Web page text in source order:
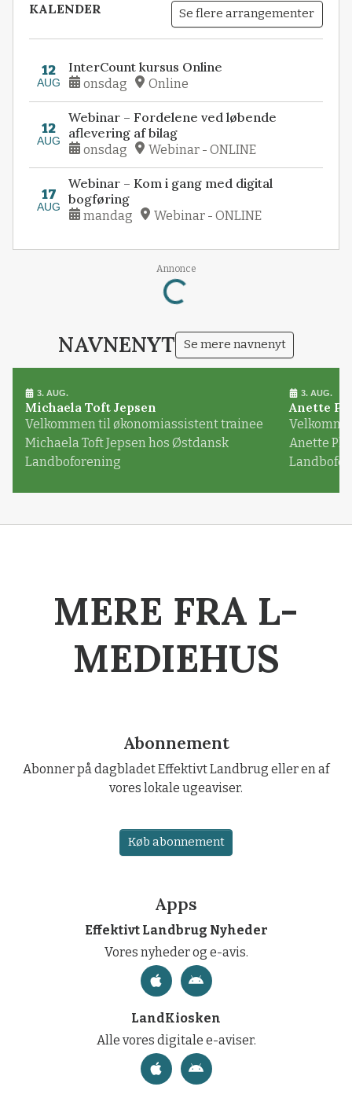
KALENDER Se flere arrangementer
12
AUG
InterCount kursus Online
onsdag Online
12
AUG
Webinar – Fordelene ved løbende
aflevering af bilag
onsdag Webinar - ONLINE
17
AUG
Webinar – Kom i gang med digital
bogføring
mandag Webinar - ONLINE
Annonce
Loading...
NAVNENYT Se mere navnenyt
3. AUG.
Michaela Toft Jepsen
Velkommen til økonomiassistent trainee
Michaela Toft Jepsen hos Østdansk
Landboforening
3. AUG.
Anette
Anette
MERE FRA L-
MEDIEHUS
Abonnement
Abonner på dagbladet Effektivt Landbrug eller en af
vores lokale ugeaviser.
Køb abonnement
Apps
Effektivt Landbrug Nyheder
Vores nyheder og e-avis.
LandKiosken
Alle vores digitale e-aviser.